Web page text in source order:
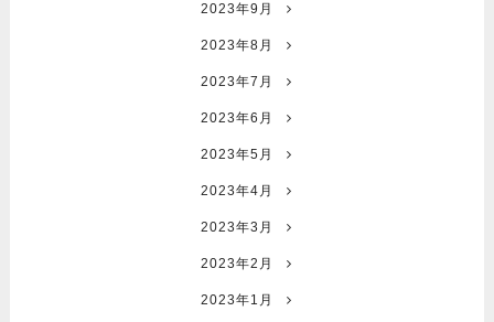
2023年9月
2023年8月
2023年7月
2023年6月
2023年5月
2023年4月
2023年3月
2023年2月
2023年1月